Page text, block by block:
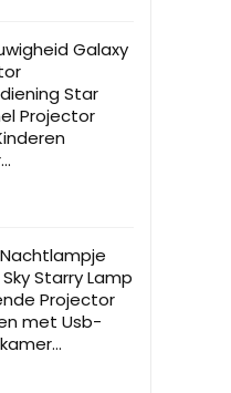
Galaxy
Star
Projector
Nachtlampje
Starry Lamp
Projector
met Usb-